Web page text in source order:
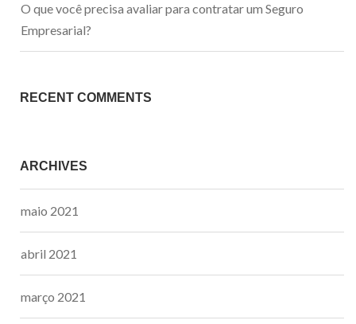
O que você precisa avaliar para contratar um Seguro
Empresarial?
RECENT COMMENTS
ARCHIVES
maio 2021
abril 2021
março 2021